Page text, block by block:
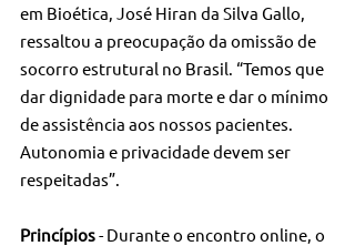
em Bioética, José Hiran da Silva Gallo,
ressaltou a preocupação da omissão de
socorro estrutural no Brasil. “Temos que
dar dignidade para morte e dar o mínimo
de assistência aos nossos pacientes.
Autonomia e privacidade devem ser
respeitadas”.
Princípios - Durante o encontro online, o